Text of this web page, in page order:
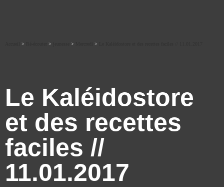
> > > >
Le Kaléidostore
et des recettes
faciles //
11.01.2017